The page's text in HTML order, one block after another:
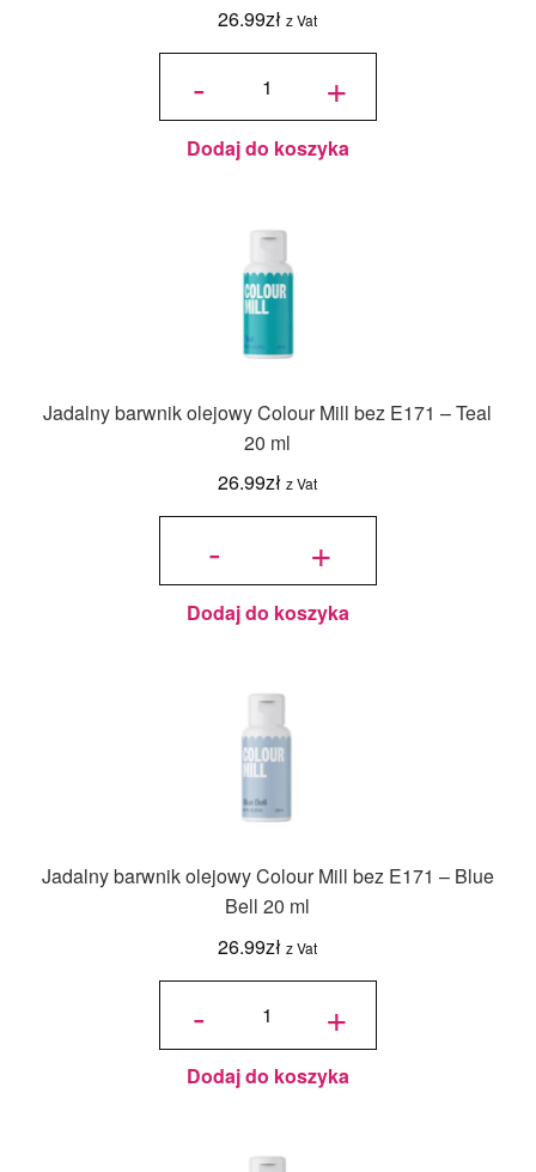
26.99zł z Vat
-
ilość
olejowy
Colour
E171 -
Taupe
+
Dodaj do koszyka
Jadalny barwnik olejowy Colour Mill bez E171 – Teal
20 ml
26.99zł z Vat
-
ilość
olejowy
Colour
Mill bez
E171 -
Teal 20
+
Dodaj do koszyka
Jadalny barwnik olejowy Colour Mill bez E171 – Blue
Bell 20 ml
26.99zł z Vat
-
ilość
olejowy
Colour
Mill bez
E171 -
Blue
ml
+
Dodaj do koszyka